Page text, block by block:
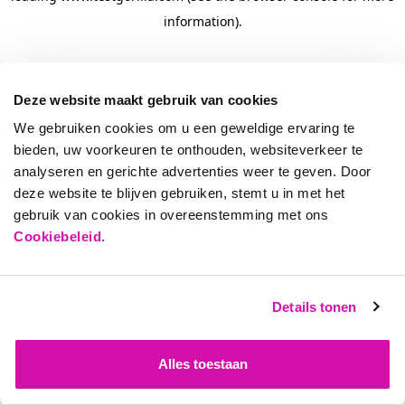
Deze website maakt gebruik van cookies
We gebruiken cookies om u een geweldige ervaring te
bieden, uw voorkeuren te onthouden, websiteverkeer te
analyseren en gerichte advertenties weer te geven. Door
deze website te blijven gebruiken, stemt u in met het
gebruik van cookies in overeenstemming met ons
Cookiebeleid.
Details tonen
Alles toestaan
information).